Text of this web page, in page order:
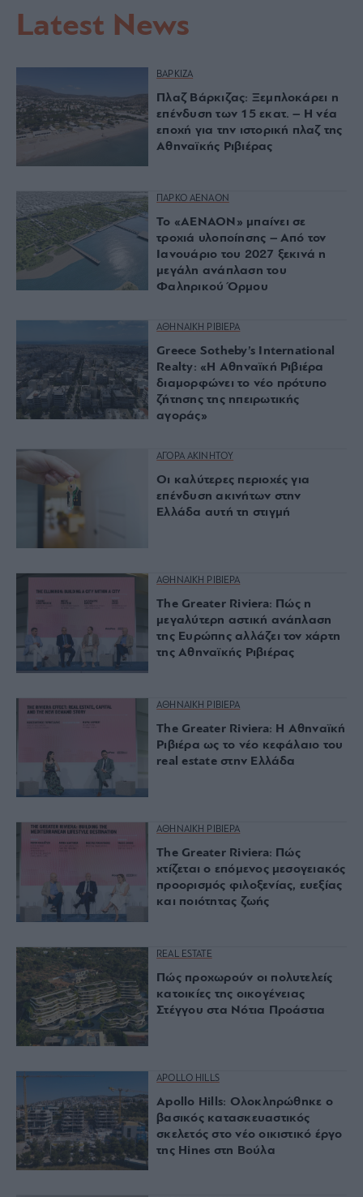
Latest News
ΒΑΡΚΙΖΑ
Πλαζ Βάρκιζας: Ξεμπλοκάρει η
επένδυση των 15 εκατ. – Η νέα
εποχή για την ιστορική πλαζ της
Αθηναϊκής Ριβιέρας
ΠΑΡΚΟ ΑΕΝΑΟΝ
Το «ΑΕΝΑΟΝ» μπαίνει σε
τροχιά υλοποίησης – Από τον
Ιανουάριο του 2027 ξεκινά η
μεγάλη ανάπλαση του
Φαληρικού Όρμου
ΑΘΗΝΑΙΚΗ ΡΙΒΙΕΡΑ
Greece Sotheby’s International
Realty: «Η Αθηναϊκή Ριβιέρα
διαμορφώνει το νέο πρότυπο
ζήτησης της ηπειρωτικής
αγοράς»
ΑΓΟΡΑ ΑΚΙΝΗΤΟΥ
Οι καλύτερες περιοχές για
επένδυση ακινήτων στην
Ελλάδα αυτή τη στιγμή
ΑΘΗΝΑΙΚΗ ΡΙΒΙΕΡΑ
The Greater Riviera: Πώς η
μεγαλύτερη αστική ανάπλαση
της Ευρώπης αλλάζει τον χάρτη
της Αθηναϊκής Ριβιέρας
ΑΘΗΝΑΙΚΗ ΡΙΒΙΕΡΑ
The Greater Riviera: Η Αθηναϊκή
Ριβιέρα ως το νέο κεφάλαιο του
real estate στην Ελλάδα
ΑΘΗΝΑΙΚΗ ΡΙΒΙΕΡΑ
The Greater Riviera: Πώς
χτίζεται ο επόμενος μεσογειακός
προορισμός φιλοξενίας, ευεξίας
και ποιότητας ζωής
REAL ESTATE
Πώς προχωρούν οι πολυτελείς
κατοικίες της οικογένειας
Στέγγου στα Νότια Προάστια
APOLLO HILLS
Apollo Hills: Ολοκληρώθηκε ο
βασικός κατασκευαστικός
σκελετός στο νέο οικιστικό έργο
της Hines στη Βούλα